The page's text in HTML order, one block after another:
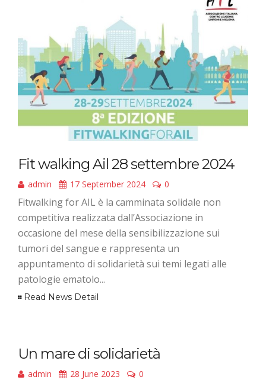
Fit walking Ail 28 settembre 2024
admin 17 September 2024 0
Fitwalking for AIL è la camminata solidale non
competitiva realizzata dall’Associazione in
occasione del mese della sensibilizzazione sui
tumori del sangue e rappresenta un
appuntamento di solidarietà sui temi legati alle
patologie ematolo...
Read News Detail
Un mare di solidarietà
admin 28 June 2023 0